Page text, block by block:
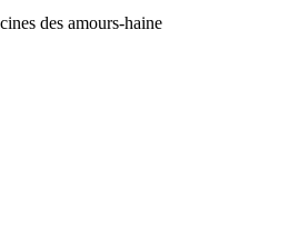
des amours-haine